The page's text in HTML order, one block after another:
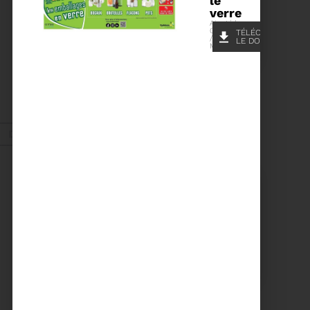
22/01/2026
PROCHAINE SÉANCE DU
verre
Ajouté le
05/12/2025
/ pdf - 1.64
Mo
TÉLÉCHARGER
LE DOCUMENT